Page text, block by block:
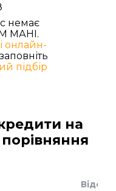
немає
МАНІ.
онлайн-
підбір
на